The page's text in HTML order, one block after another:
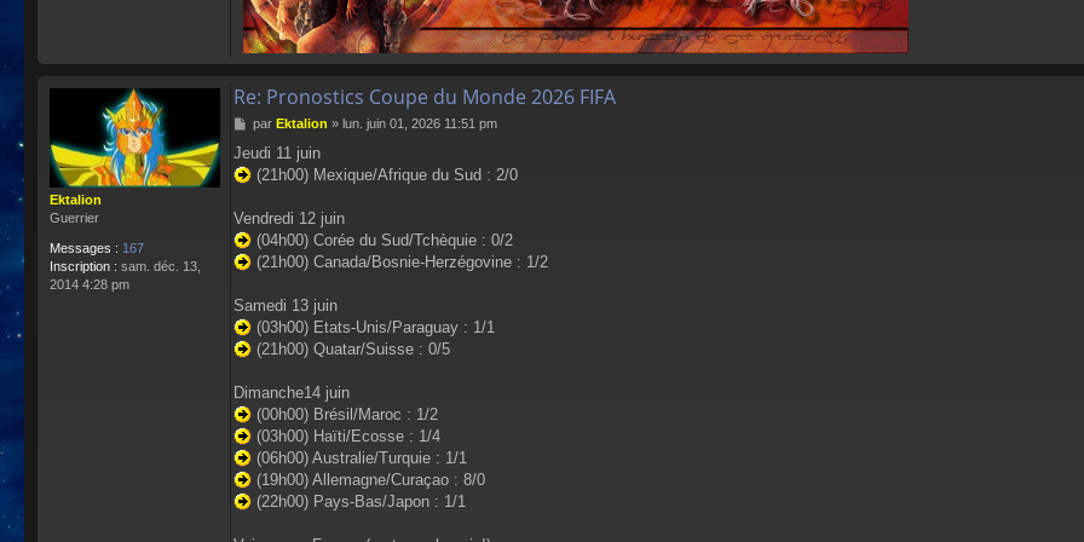
Ektalion
Guerrier
Messages : 167
Inscription : sam. déc. 13,
2014 4:28 pm
Re: Pronostics Coupe du Monde 2026 FIFA
M
s
s
g
e
par Ektalion » lun. juin 01, 2026 11:51 pm
Jeudi 11 juin
(21h00) Mexique/Afrique du Sud : 2/0
Vendredi 12 juin
(04h00) Corée du Sud/Tchèquie : 0/2
(21h00) Canada/Bosnie-Herzégovine : 1/2
Samedi 13 juin
(03h00) Etats-Unis/Paraguay : 1/1
(21h00) Quatar/Suisse : 0/5
Dimanche14 juin
(00h00) Brésil/Maroc : 1/2
(03h00) Haïti/Ecosse : 1/4
(06h00) Australie/Turquie : 1/1
(19h00) Allemagne/Curaçao : 8/0
(22h00) Pays-Bas/Japon : 1/1